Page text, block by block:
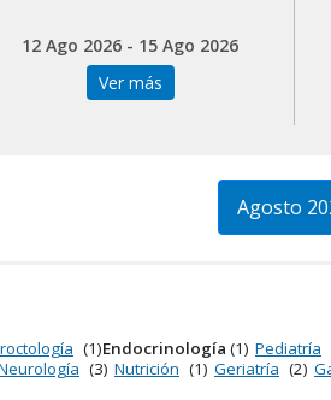
12 Ago 2026 - 15 Ago 2026
Ver más
Agosto
(1)Endocrinología (1) Pediatría
(3) Nutrición (1) Geriatría (2)